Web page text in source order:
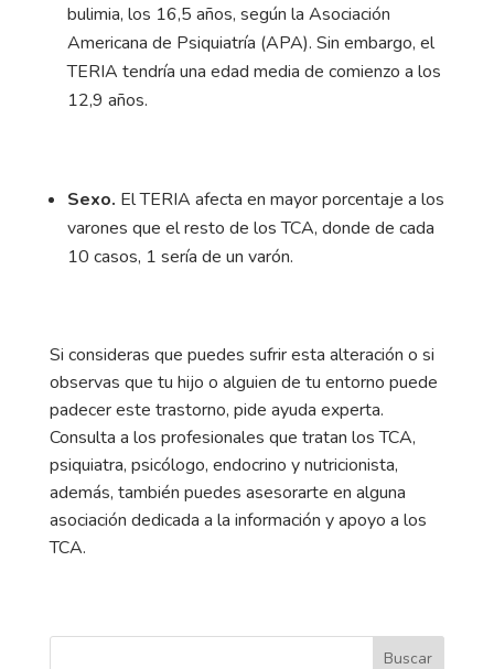
bulimia, los 16,5 años, según la Asociación
Americana de Psiquiatría (APA). Sin embargo, el
TERIA tendría una edad media de comienzo a los
12,9 años.
Sexo. El TERIA afecta en mayor porcentaje a los
varones que el resto de los TCA, donde de cada
10 casos, 1 sería de un varón.
Si consideras que puedes sufrir esta alteración o si
observas que tu hijo o alguien de tu entorno puede
padecer este trastorno, pide ayuda experta.
Consulta a los profesionales que tratan los TCA,
psiquiatra, psicólogo, endocrino y nutricionista,
además, también puedes asesorarte en alguna
asociación dedicada a la información y apoyo a los
TCA.
Buscar